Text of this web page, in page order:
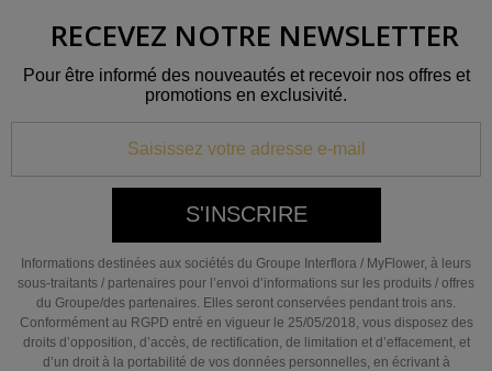
RECEVEZ NOTRE NEWSLETTER
Pour être informé des nouveautés et recevoir nos offres et
promotions en exclusivité.
S'INSCRIRE
Informations destinées aux sociétés du Groupe Interflora / MyFlower, à leurs
sous-traitants / partenaires pour l’envoi d’informations sur les produits / offres
du Groupe/des partenaires. Elles seront conservées pendant trois ans.
Conformément au RGPD entré en vigueur le 25/05/2018, vous disposez des
droits d’opposition, d’accès, de rectification, de limitation et d’effacement, et
d’un droit à la portabilité de vos données personnelles, en écrivant à